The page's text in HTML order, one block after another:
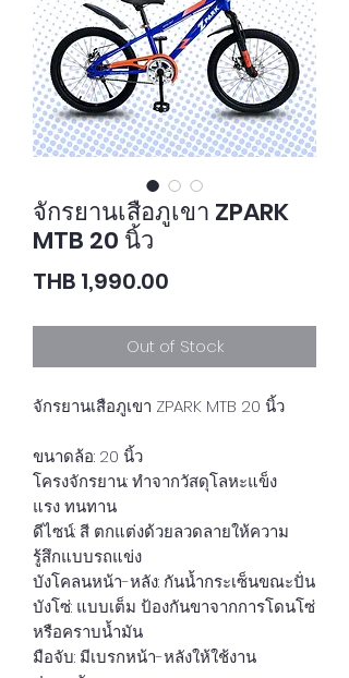
จักรยานเสือภูเขา ZPARK
MTB 20 นิ้ว
THB 1,990.00
Out of Stock
จักรยานเสือภูเขา ZPARK MTB 20 นิ้ว
ขนาดล้อ: 20 นิ้ว
โครงจักรยาน: ทำจากวัสดุโลหะแข็ง
แรง ทนทาน
ดีไซน์: สี ตกแต่งด้วยลวดลายให้ความ
รู้สึกแบบรถแข่ง
บังโคลนหน้า-หลัง: กันน้ำกระเซ็นขณะปั่น
บังโซ่: แบบเต็ม ป้องกันขาจากการโดนโซ่
หรือคราบน้ำมัน
มือจับ: มีเบรกหน้า-หลังให้ใช้งาน